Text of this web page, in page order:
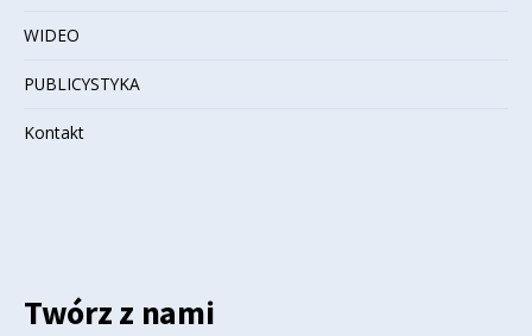
WIDEO
PUBLICYSTYKA
Kontakt
Twórz z nami